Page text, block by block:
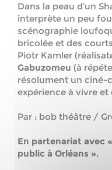
Dans la peau d’un
interprète un peu
scénographie
bricolée et des
Piotr Kamler
Gabuzomeu (à
résolument un ciné-
expérience à vivre
Par : bob théâtre /
En partenariat avec
public à Orléans ».